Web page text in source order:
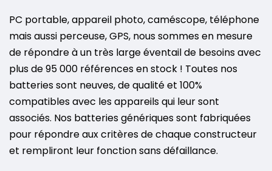
PC portable, appareil photo, caméscope, téléphone
mais aussi perceuse, GPS, nous sommes en mesure
de répondre à un très large éventail de besoins avec
plus de 95 000 références en stock ! Toutes nos
batteries sont neuves, de qualité et 100%
compatibles avec les appareils qui leur sont
associés. Nos batteries génériques sont fabriquées
pour répondre aux critères de chaque constructeur
et rempliront leur fonction sans défaillance.